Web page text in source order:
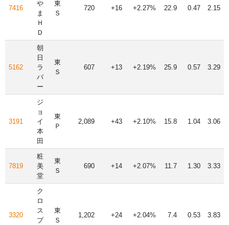
7416
や
ま
Ｈ
Ｄ
東
Ｓ
720 +16 +2.27% 22.9 0.47 2.15
5162
朝
日
ラ
バ
ー
東
Ｓ
607 +13 +2.19% 25.9 0.57 3.29
3191
ジ
ョ
イ
本
田
東
Ｐ
2,089 +43 +2.10% 15.8 1.04 3.06
7819
粧
美
堂
東
Ｓ
690 +14 +2.07% 11.7 1.30 3.33
3320
ク
ロ
ス
プ
東
Ｓ
1,202 +24 +2.04% 7.4 0.53 3.83